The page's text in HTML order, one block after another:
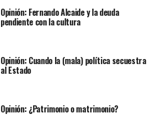
Opinión: Fernando Alcaide y la deuda
pendiente con la cultura
Opinión: Cuando la (mala) política secuestra
al Estado
Opinión: ¿Patrimonio o matrimonio?